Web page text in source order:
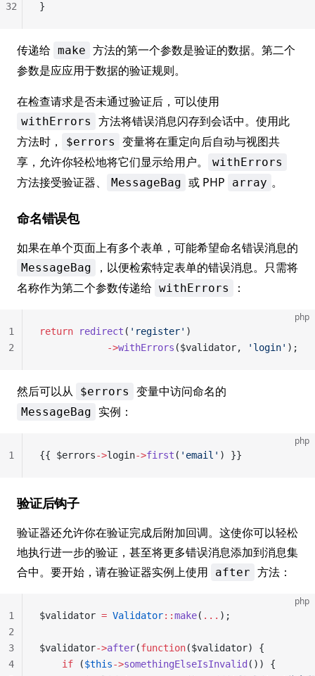
}
32
传递给 make 方法的第一个参数是验证的数据。第二个
参数是应应用于数据的验证规则。
在检查请求是否未通过验证后，可以使用
withErrors
方法将错误消息闪存到会话中。使用此
方法时，
$errors
变量将在重定向后自动与视图共
享，允许你轻松地将它们显示给用户。
withErrors
方法接受验证器、 MessageBag 或 PHP array 。
命名错误包
如果在单个页面上有多个表单，可能希望命名错误消息的
MessageBag
，以便检索特定表单的错误消息。只需将
名称作为第二个参数传递给 withErrors ：
php
return redirect ( 'register' )
            ->
withErrors ($validator, 'login' );
1
2
然后可以从 $errors 变量中访问命名的
MessageBag 实例：
php
{{ $errors->login->first ( 'email' ) }}
1
验证后钩子
验证器还允许你在验证完成后附加回调。这使你可以轻松
地执行进一步的验证，甚至将更多错误消息添加到消息集
合中。要开始，请在验证器实例上使用
after 方法：
php
$validator = Validator::make( ... );
$validator->after(function($validator) {
    if
($this->somethingElseIsInvalid ()) {
1
2
3
4